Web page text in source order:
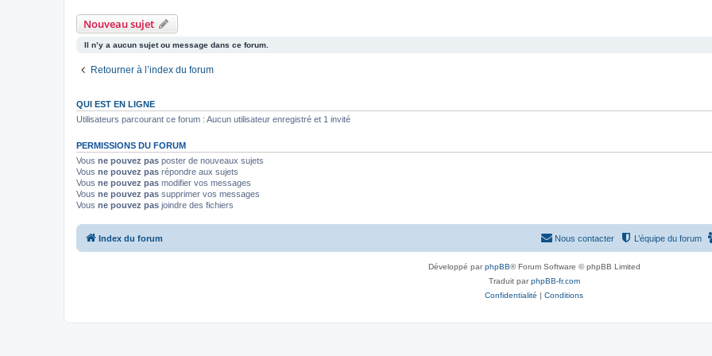
Nouveau sujet
Il n’y a aucun sujet ou message dans ce forum.
Retourner à l’index du forum
QUI EST EN LIGNE
Utilisateurs parcourant ce forum : Aucun utilisateur enregistré et 1 invité
PERMISSIONS DU FORUM
Vous ne pouvez pas poster de nouveaux sujets
Vous ne pouvez pas répondre aux sujets
Vous ne pouvez pas modifier vos messages
Vous ne pouvez pas supprimer vos messages
Vous ne pouvez pas joindre des fichiers
Index du forum L’équipe du forum
Nous contacter
Développé parphpBB® Forum Software © phpBB Limited
Traduit parphpBB-fr.com
Confidentialité | Conditions